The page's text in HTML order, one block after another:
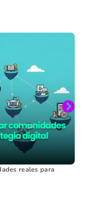
reales para